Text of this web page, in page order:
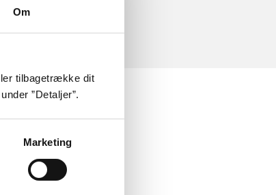
Om
tilbagetrække dit
”Detaljer”.
Marketing